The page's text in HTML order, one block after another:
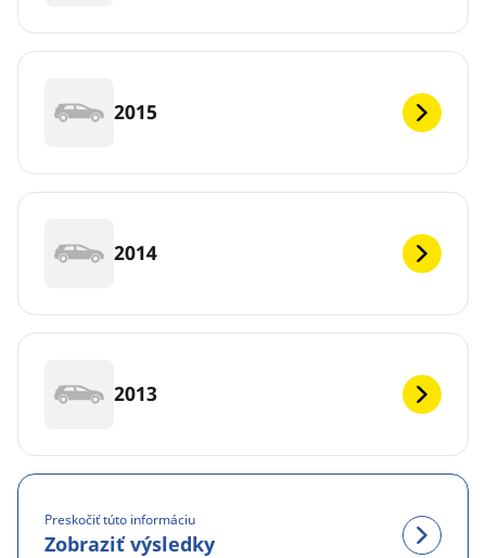
2015
2014
2013
Preskočiť túto informáciu
Zobraziť výsledky